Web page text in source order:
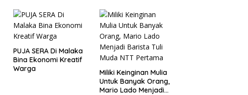
KLHK
PUJA SERA Di Malaka
Bina Ekonomi Kreatif
Warga
Miliki Keinginan Mulia
Untuk Banyak Orang,
Mario Lado Menjadi